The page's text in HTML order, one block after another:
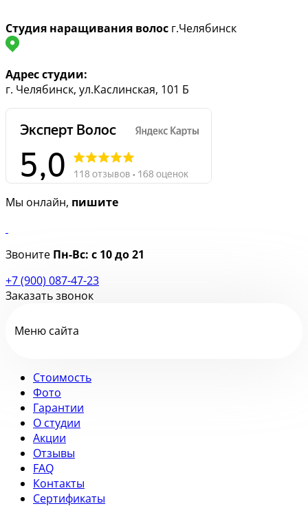
Студия наращивания волос г.Челябинск
Адрес студии:
г. Челябинск, ул.Каслинская, 101 Б
Мы онлайн, пишите
Звоните Пн-Вс: с 10 до 21
+7 (900) 087-47-23
Заказать звонок
Меню сайта
Стоимость
Фото
Гарантии
О студии
Акции
Отзывы
FAQ
Контакты
Сертификаты